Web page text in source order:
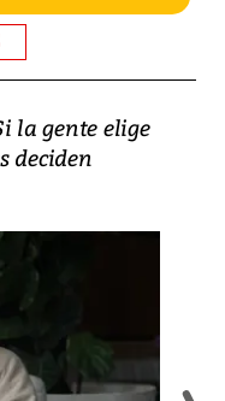
la gente elige
deciden